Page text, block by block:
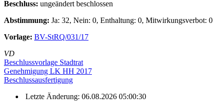
Beschluss: ungeändert beschlossen
Abstimmung: Ja: 32, Nein: 0, Enthaltung: 0, Mitwirkungsverbot: 0
Vorlage: BV-StRQ/031/17
VD
Beschlussvorlage Stadtrat
Genehmigung LK HH 2017
Beschlussausfertigung
Letzte Änderung: 06.08.2026 05:00:30